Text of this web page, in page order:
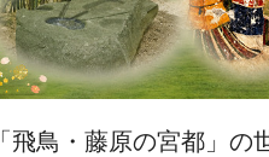
「飛鳥・藤原の宮都」